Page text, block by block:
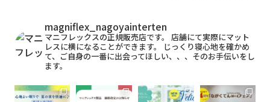
magniflex_nagoyainterten
マニフレックスの正規販売店です。
店舗にて実際にマット
レスに横になることができます。
じっくり寝心地を確かめ
て、ご自身の一番に出会ってほしい、、、そのお手伝いをし
ます。